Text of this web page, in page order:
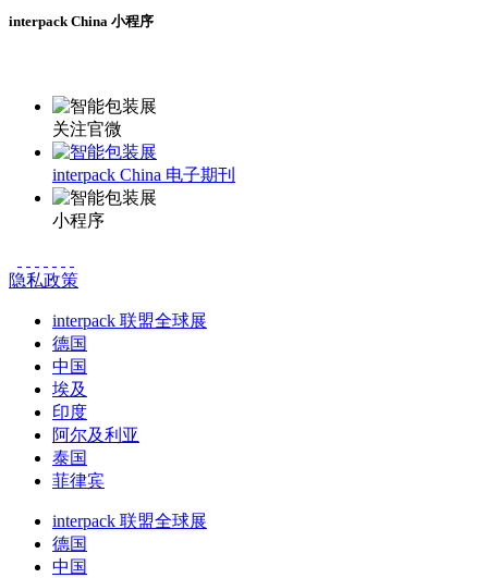
interpack China 小程序
关注官微
interpack China 电子期刊
小程序
隐私政策
interpack 联盟全球展
德国
中国
埃及
印度
阿尔及利亚
泰国
菲律宾
interpack 联盟全球展
德国
中国